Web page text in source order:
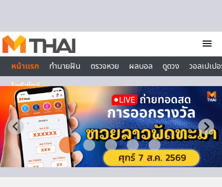
menu
หน้าแรก
ทำนายฝัน ตรวจหวย ผลบอล ดูดวง
วอลเปเป
ไลฟ์สไตล์